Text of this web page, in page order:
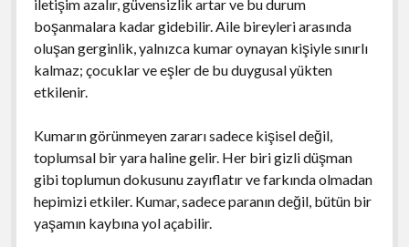
iletişim azalır, güvensizlik artar ve bu durum
boşanmalara kadar gidebilir. Aile bireyleri arasında
oluşan gerginlik, yalnızca kumar oynayan kişiyle sınırlı
kalmaz; çocuklar ve eşler de bu duygusal yükten
etkilenir.
Kumarın görünmeyen zararı sadece kişisel değil,
toplumsal bir yara haline gelir. Her biri gizli düşman
gibi toplumun dokusunu zayıflatır ve farkında olmadan
hepimizi etkiler. Kumar, sadece paranın değil, bütün bir
yaşamın kaybına yol açabilir.